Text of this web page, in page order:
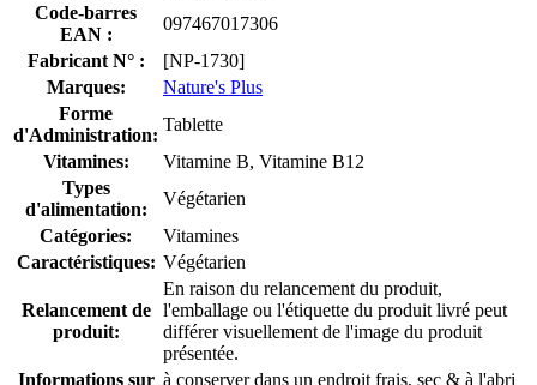
Code-barres
EAN :
097467017306
Fabricant N° :
[NP-1730]
Marques:
Nature's Plus
Forme
d'Administration:
Tablette
Vitamines:
Vitamine B, Vitamine B12
Types
d'alimentation:
Végétarien
Catégories:
Vitamines
Caractéristiques: Végétarien
Relancement de
produit:
En raison du relancement du produit,
l'emballage ou l'étiquette du produit livré peut
différer visuellement de l'image du produit
présentée.
Informations sur à conserver dans un endroit frais, sec & à l'abri